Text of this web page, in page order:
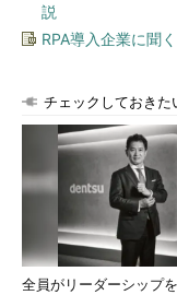
説
RPA導入企業に聞
チェックしておきた
全員がリーダーシップを